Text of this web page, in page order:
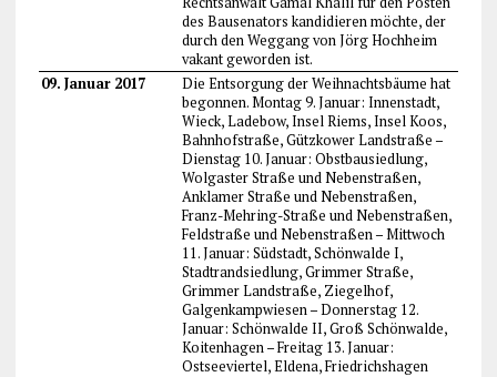
des Bausenators kandidieren möchte, der
durch den Weggang von Jörg Hochheim
vakant geworden ist.
09. Januar 2017
Die Entsorgung der Weihnachtsbäume hat
begonnen. Montag 9. Januar: Innenstadt,
Wieck, Ladebow, Insel Riems, Insel Koos,
Bahnhofstraße, Gützkower Landstraße –
Dienstag 10. Januar: Obstbausiedlung,
Wolgaster Straße und Nebenstraßen,
Anklamer Straße und Nebenstraßen,
Franz-Mehring-Straße und Nebenstraßen,
Feldstraße und Nebenstraßen – Mittwoch
11. Januar: Südstadt, Schönwalde I,
Stadtrandsiedlung, Grimmer Straße,
Grimmer Landstraße, Ziegelhof,
Galgenkampwiesen – Donnerstag 12.
Januar: Schönwalde II, Groß Schönwalde,
Koitenhagen – Freitag 13. Januar:
Ostseeviertel, Eldena, Friedrichshagen